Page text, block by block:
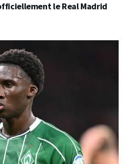
le Real Madrid